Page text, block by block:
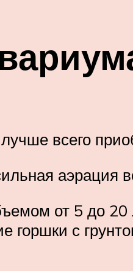
всего
аэрация
от 5 до
горшки с